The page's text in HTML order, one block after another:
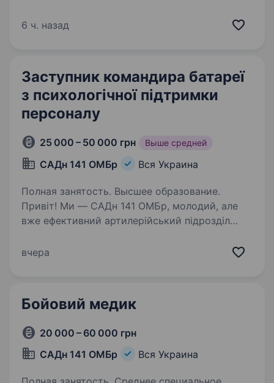
Стабільна робота у новій структурі
6 ч. назад
Заступник командира батареї
з психологічної підтримки
персоналу
25 000 – 50 000 грн Выше средней
САДн 141 ОМБр Вся Украина
Полная занятость. Высшее образование.
Привіт! Ми — САДн 141 ОМБр, молодий, але
вже ефективний артилерійський підрозділ
знищувати ворога найсучаснішими методами,
вчера
Бойовий медик
20 000 – 60 000 грн
САДн 141 ОМБр
Вся Украина